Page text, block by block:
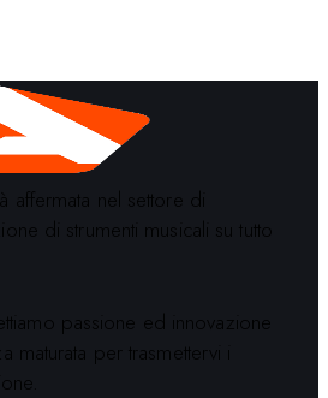
affermata nel settore di
di strumenti musicali su tutto
passione ed innovazione
maturata per trasmettervi i